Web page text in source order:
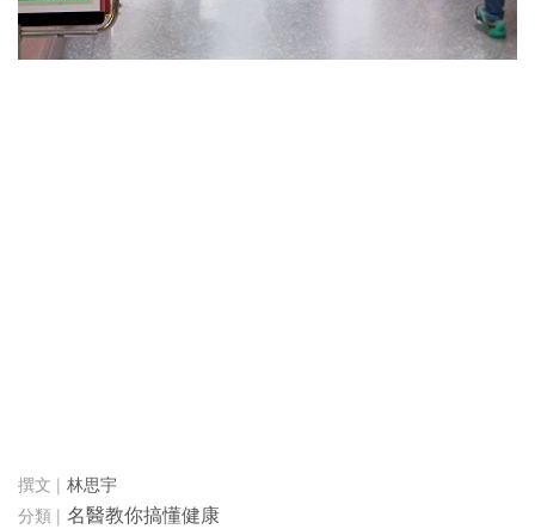
林思宇
名醫教你搞懂健康